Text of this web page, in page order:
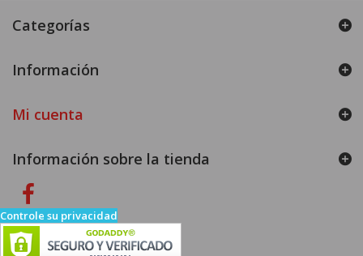
Categorías
Información
Mi cuenta
Información sobre la tienda
Controle su privacidad